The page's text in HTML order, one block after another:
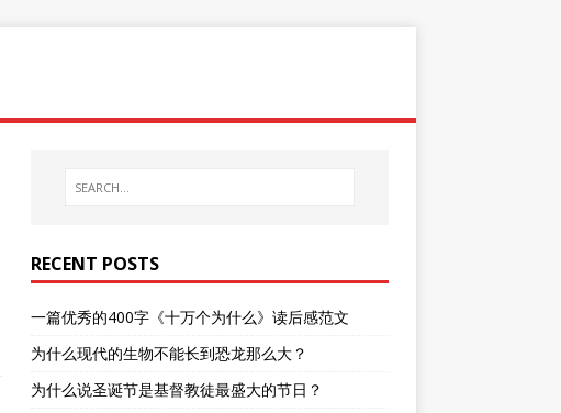
RECENT POSTS
一篇优秀的400字《十万个为什么》读后感范文
为什么现代的生物不能长到恐龙那么大？
为什么说圣诞节是基督教徒最盛大的节日？